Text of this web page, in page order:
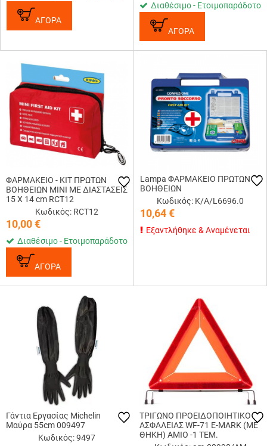
ΑΓΟΡΑ
Διαθέσιμο - Ετοιμοπαράδοτο
ΑΓΟΡΑ
ΦΑΡΜΑΚΕΙΟ - ΚΙΤ ΠΡΩΤΩΝ
ΒΟΗΘΕΙΩΝ MINI ΜΕ ΔΙΑΣΤΑΣΕΙΣ
15 Χ 14 cm RCT12
Κωδικός: RCT12
10,00€
Διαθέσιμο - Ετοιμοπαράδοτο
ΑΓΟΡΑ
Lampa ΦΑΡΜΑΚΕΙΟ ΠΡΩΤΩΝ
ΒΟΗΘΕΙΩΝ
Κωδικός: Κ/Α/L6696.0
10,64€
Εξαντλήθηκε & Αναμένεται
Γάντια Εργασίας Michelin
Μαύρα 55cm 009497
Κωδικός: 9497
ΤΡΙΓΩΝΟ ΠΡΟΕΙΔΟΠΟΙΗΤΙΚΟ
ΑΣΦΑΛΕΙΑΣ WF-71 E-MARK (ΜΕ
ΘΗΚΗ)​ AMIO -1 ΤΕΜ.